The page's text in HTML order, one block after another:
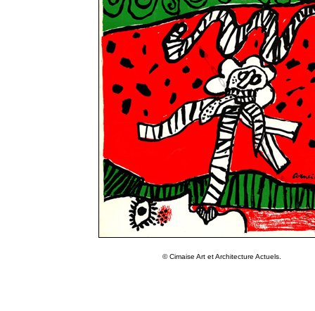
© Cimaise Art et Architecture Actuels.